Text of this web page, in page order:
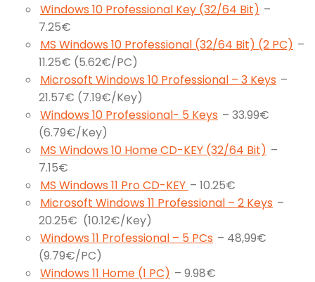
Windows 10 Professional Key (32/64 Bit) –
7.25€
MS Windows 10 Professional (32/64 Bit) (2 PC) –
11.25€ (5.62€/PC)
Microsoft Windows 10 Professional – 3 Keys –
21.57€ (7.19€/Key)
Windows 10 Professional- 5 Keys – 33.99€
(6.79€/Key)
MS Windows 10 Home CD-KEY (32/64 Bit) –
7.15€
MS Windows 11 Pro CD-KEY – 10.25€
Microsoft Windows 11 Professional – 2 Keys –
20.25€ (10.12€/Key)
Windows 11 Professional – 5 PCs – 48,99€
(9.79€/PC)
Windows 11 Home (1 PC) – 9.98€